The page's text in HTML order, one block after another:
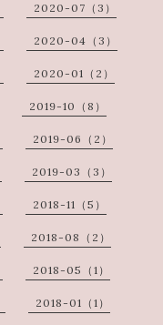
2020-07（3）
2020-04（3）
2020-01（2）
2019-10（8）
2019-06（2）
2019-03（3）
2018-11（5）
2018-08（2）
2018-05（1）
2018-01（1）